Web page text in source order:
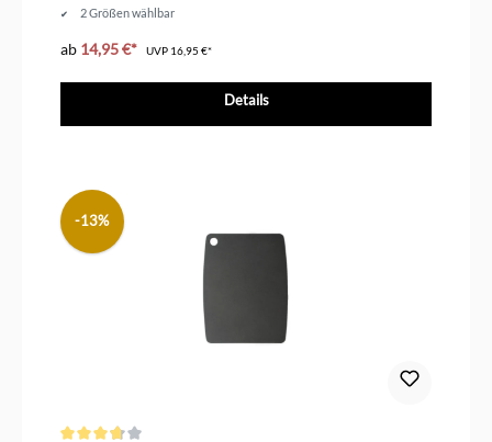
2 Größen wählbar
ab 14,95 €* UVP 16,95 €*
Details
-13%